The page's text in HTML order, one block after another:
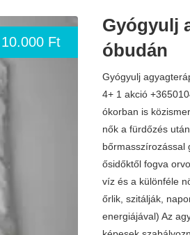
10.000 Ft
Gyógyulj
óbudán
Gyógyulj
4+ 1 akció
ókorban is
nők a fürdőzés
bőrmasszírozással
ősidőktől fogva
víz és a különféle
őrlik, szitálják,
energiájával) Az